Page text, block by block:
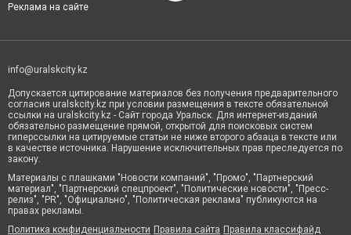
Реклама на сайте
info@uralskcity.kz
Допускается цитирование материалов без получения предварительного
согласия uralskcity.kz при условии размещения в тексте обязательной
ссылки на uralskcity.kz - Сайт города Уральск. Для интернет-изданий
обязательно размещение прямой, открытой для поисковых систем
гиперссылки на цитируемые статьи не ниже второго абзаца в тексте или
в качестве источника. Нарушение исключительных прав преследуется по
закону.
Материалы с плашками "Новости компаний", "Промо", "Партнерский
материал", "Партнерский спецпроект", "Политические новости", "Пресс-
релиз", "PR", "Официально", "Политическая реклама" публикуются на
правах рекламы.
Политика конфиденциальности Правила сайта Правила классифайд